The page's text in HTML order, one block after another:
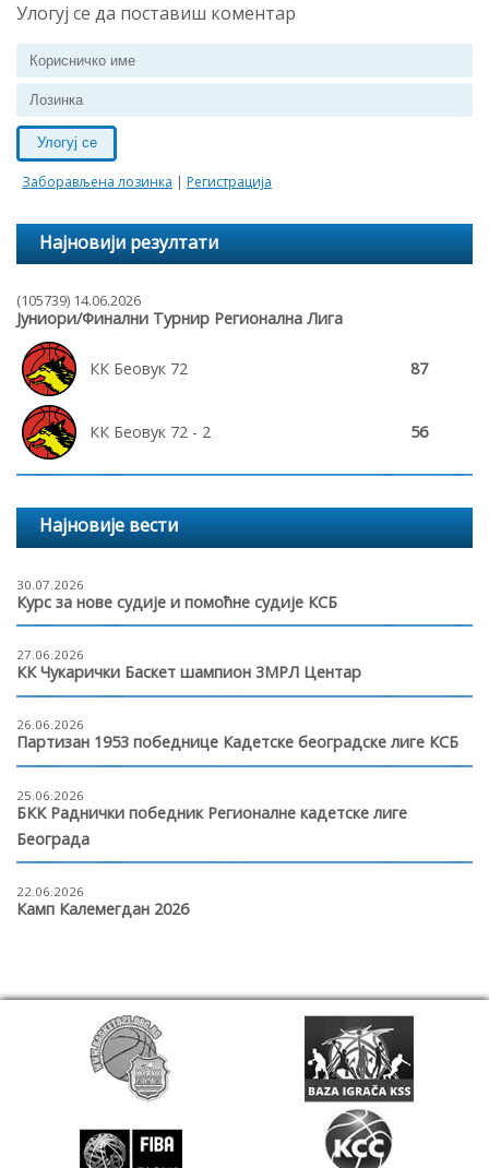
Улогуј се да поставиш коментар
Улогуј се
Заборављена лозинка | Регистрација
Најновији резултати
(105739) 14.06.2026
Јуниори/Финални Турнир Регионална Лига
КК Беовук 72 87
КК Беовук 72 - 2 56
Најновије вести
30.07.2026
Курс за нове судије и помоћне судије КСБ
27.06.2026
КК Чукарички Баскет шампион 3МРЛ Центар
26.06.2026
Партизан 1953 победнице Кадетске београдске лиге КСБ
25.06.2026
БКК Раднички победник Регионалне кадетске лиге
Београда
22.06.2026
Камп Калемегдан 2026